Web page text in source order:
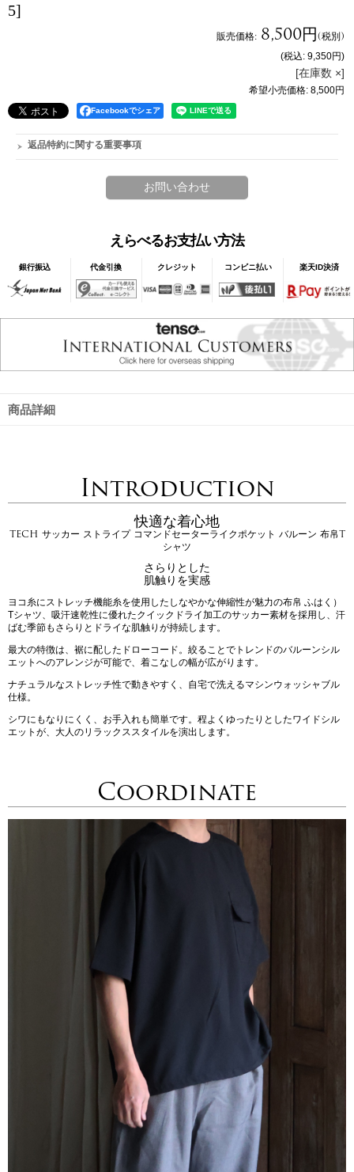
5]
販売価格: 8,500円(税別)
(税込: 9,350円)
[在庫数 ×]
希望小売価格: 8,500円
Facebookでシェア
返品特約に関する重要事項
えらべるお支払い方法
銀行振込 代金引換 クレジット コンビニ払い 楽天ID決済
商品詳細
Introduction
快適な着心地
TECH サッカー ストライプ コマンドセーターライクポケット バルーン 布帛T
シャツ
さらりとした
肌触りを実感
ヨコ糸にストレッチ機能糸を使用したしなやかな伸縮性が魅力の布帛 ふはく）
Tシャツ、吸汗速乾性に優れたクイックドライ加工のサッカー素材を採用し、汗
ばむ季節もさらりとドライな肌触りが持続します。
最大の特徴は、裾に配したドローコード。絞ることでトレンドのバルーンシル
エットへのアレンジが可能で、着こなしの幅が広がります。
ナチュラルなストレッチ性で動きやすく、自宅で洗えるマシンウォッシャブル
仕様。
シワにもなりにくく、お手入れも簡単です。程よくゆったりとしたワイドシル
エットが、大人のリラックススタイルを演出します。
Coordinate